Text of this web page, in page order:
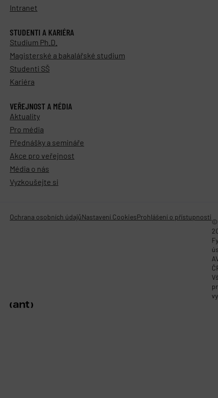
Intranet
STUDENTI A KARIÉRA
Studium Ph.D.
Magisterské a bakalářské studium
Studenti SŠ
Kariéra
VEŘEJNOST A MÉDIA
Aktuality
Pro média
Přednášky a semináře
Akce pro veřejnost
Média o nás
Vyzkoušejte si
©
Ochrana osobních údajůNastavení CookiesProhlášení o přístupnosti